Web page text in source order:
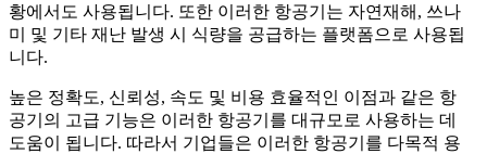
황에서도 사용됩니다. 또한 이러한 항공기는 자연재해, 쓰나
미 및 기타 재난 발생 시 식량을 공급하는 플랫폼으로 사용됩
니다.
높은 정확도, 신뢰성, 속도 및 비용 효율적인 이점과 같은 항
공기의 고급 기능은 이러한 항공기를 대규모로 사용하는 데
도움이 됩니다. 따라서 기업들은 이러한 항공기를 다목적 용